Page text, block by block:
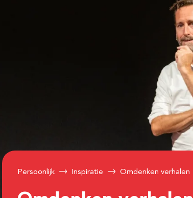
Persoonlijk Inspiratie Omdenken verhalen